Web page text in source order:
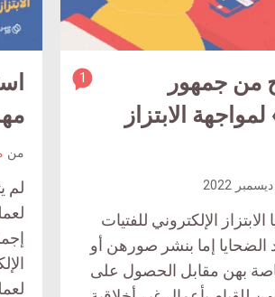
article
1
من جمهور
30» لمواجهة الابتزاز
الإلكتروني للفتيات
الضحايا إما بنشر صورهن أو
بهن مقابل الحصول على
من
لم